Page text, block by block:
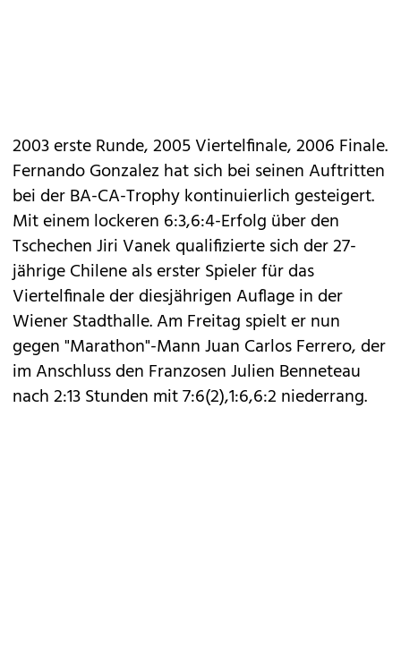
2003 erste Runde, 2005 Viertelfinale, 2006 Finale.
Fernando Gonzalez hat sich bei seinen Auftritten
bei der BA-CA-Trophy kontinuierlich gesteigert.
Mit einem lockeren 6:3,6:4-Erfolg über den
Tschechen Jiri Vanek qualifizierte sich der 27-
jährige Chilene als erster Spieler für das
Viertelfinale der diesjährigen Auflage in der
Wiener Stadthalle. Am Freitag spielt er nun
gegen "Marathon"-Mann Juan Carlos Ferrero, der
im Anschluss den Franzosen Julien Benneteau
nach 2:13 Stunden mit 7:6(2),1:6,6:2 niederrang.